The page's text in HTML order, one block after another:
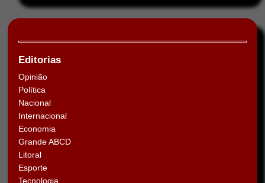
Editorias
Opinião
Política
Nacional
Internacional
Economia
Grande ABCD
Litoral
Esporte
Tecnologia